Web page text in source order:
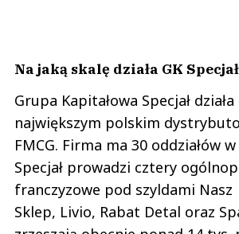
Na jaką skalę działa GK
Grupa Kapitałowa Specjał
największym polskim
FMCG. Firma ma 30 oddziałów
Specjał prowadzi cztery
franczyzowe pod szyldami Nasz
Sklep, Livio, Rabat Detal oraz